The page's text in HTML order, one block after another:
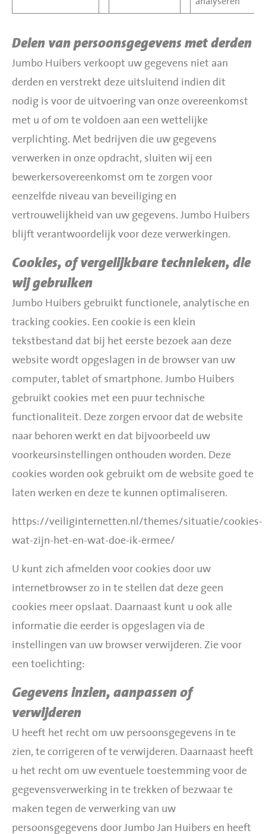
Delen van persoonsgegevens met derden
Jumbo Huibers verkoopt uw gegevens niet aan
derden en verstrekt deze uitsluitend indien dit
nodig is voor de uitvoering van onze overeenkomst
met u of om te voldoen aan een wettelijke
verplichting. Met bedrijven die uw gegevens
verwerken in onze opdracht, sluiten wij een
bewerkersovereenkomst om te zorgen voor
eenzelfde niveau van beveiliging en
vertrouwelijkheid van uw gegevens. Jumbo Huibers
blijft verantwoordelijk voor deze verwerkingen.
Cookies, of vergelijkbare technieken, die
wij gebruiken
Jumbo Huibers gebruikt functionele, analytische en
tracking cookies. Een cookie is een klein
tekstbestand dat bij het eerste bezoek aan deze
website wordt opgeslagen in de browser van uw
computer, tablet of smartphone. Jumbo Huibers
gebruikt cookies met een puur technische
functionaliteit. Deze zorgen ervoor dat de website
naar behoren werkt en dat bijvoorbeeld uw
voorkeursinstellingen onthouden worden. Deze
cookies worden ook gebruikt om de website goed te
laten werken en deze te kunnen optimaliseren.
https://veiliginternetten.nl/themes/situatie/cookies-
wat-zijn-het-en-wat-doe-ik-ermee/
U kunt zich afmelden voor cookies door uw
internetbrowser zo in te stellen dat deze geen
cookies meer opslaat. Daarnaast kunt u ook alle
informatie die eerder is opgeslagen via de
instellingen van uw browser verwijderen. Zie voor
een toelichting:
Gegevens inzien, aanpassen of
verwijderen
U heeft het recht om uw persoonsgegevens in te
zien, te corrigeren of te verwijderen. Daarnaast heeft
u het recht om uw eventuele toestemming voor de
gegevensverwerking in te trekken of bezwaar te
maken tegen de verwerking van uw
persoonsgegevens door Jumbo Jan Huibers en heeft